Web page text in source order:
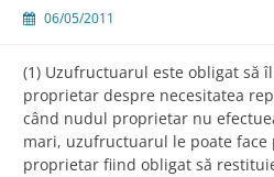
şi
proprietar
06/05/2011
(1) Uzufructuarul este obligat să
proprietar despre necesitatea
când nudul proprietar nu
mari, uzufructuarul le poate
proprietar fiind obligat să